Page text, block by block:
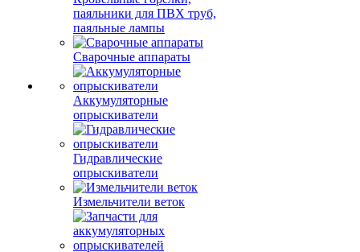
паяльники для ПВХ труб,
паяльные лампы
Сварочные аппараты
Аккумуляторные
опрыскиватели
Гидравлические
опрыскиватели
Измельчители веток